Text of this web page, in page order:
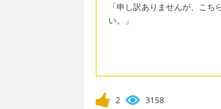
「申し訳ありませんが、こ
い。」
2 3158